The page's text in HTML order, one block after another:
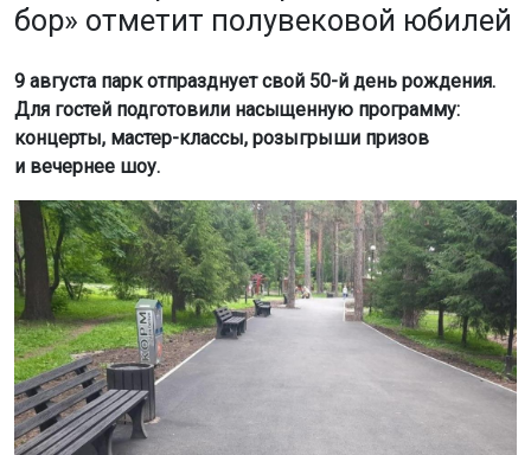
бор» отметит полувековой юбилей
9 августа парк отпразднует свой 50-й день рождения.
Для гостей подготовили насыщенную программу:
концерты, мастер-классы, розыгрыши призов
и вечернее шоу.